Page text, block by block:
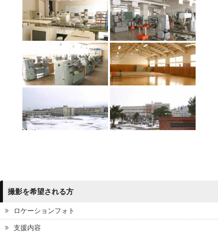
撮影を希望される方
ロケーションフォト
支援内容